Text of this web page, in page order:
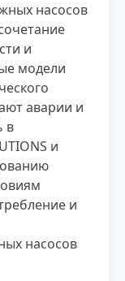
насосов
и
модели
аварии и
в
и
и
насосов